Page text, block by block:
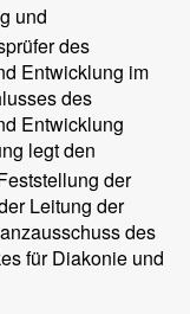
und
des
Entwicklung im
des
Entwicklung
legt den
der
Leitung der
des
für Diakonie und